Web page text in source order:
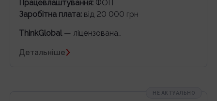
Працевлаштування: ФОП
Заробітна плата: від 20 000 грн
ThinkGlobal — ліцензована…
Детальніше
НЕ АКТУАЛЬНО